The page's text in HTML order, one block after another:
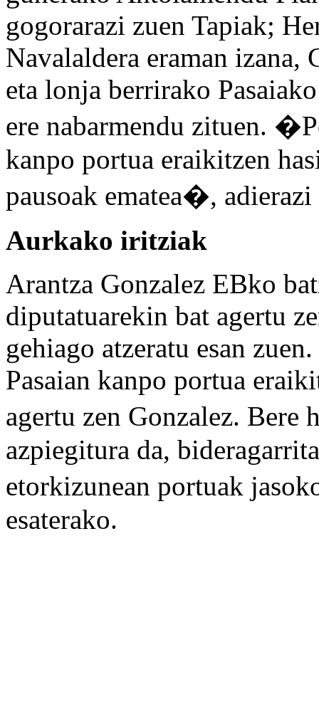
gogorarazi zuen Tapiak;
Navalaldera eraman izana,
eta lonja berrirako
ere nabarmendu zituen.
kanpo portua eraikitzen
pausoak ematea�,
Aurkako iritziak
Arantza Gonzalez EBko
diputatuarekin bat agertu
gehiago atzeratu esan
Pasaian kanpo portua
agertu zen Gonzalez.
azpiegitura da,
etorkizunean portuak
esaterako.